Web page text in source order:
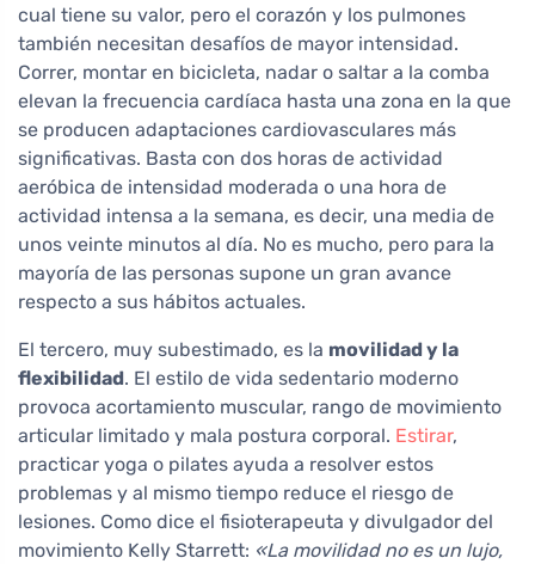
cual tiene su valor, pero el corazón y los pulmones
también necesitan desafíos de mayor intensidad.
Correr, montar en bicicleta, nadar o saltar a la comba
elevan la frecuencia cardíaca hasta una zona en la que
se producen adaptaciones cardiovasculares más
significativas. Basta con dos horas de actividad
aeróbica de intensidad moderada o una hora de
actividad intensa a la semana, es decir, una media de
unos veinte minutos al día. No es mucho, pero para la
mayoría de las personas supone un gran avance
respecto a sus hábitos actuales.
El tercero, muy subestimado, es la movilidad y la
flexibilidad. El estilo de vida sedentario moderno
provoca acortamiento muscular, rango de movimiento
articular limitado y mala postura corporal. Estirar,
practicar yoga o pilates ayuda a resolver estos
problemas y al mismo tiempo reduce el riesgo de
lesiones. Como dice el fisioterapeuta y divulgador del
movimiento Kelly Starrett: «La movilidad no es un lujo,